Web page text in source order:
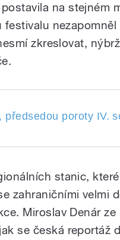
na stejném
nezapomněl
zkreslovat,
poroty IV.
stanic,
zahraničními velmi
Miroslav Denár ze
se česká reportáž